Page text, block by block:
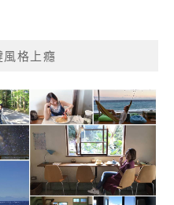
風格上癮